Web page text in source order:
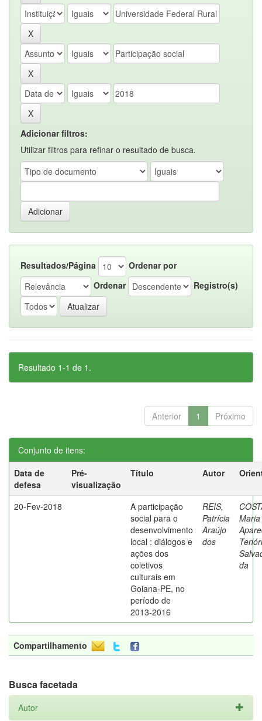
Adicionar filtros:
Utilizar filtros para refinar o resultado de busca.
Resultados/Página
Ordenar por
Ordenar
Registro(s)
Resultado 1-1 de 1.
Anterior 1 Próximo
Conjunto de itens:
Data de
defesa
Pré-
visualização
Título Autor
20-Fev-2018
A participação
social para o
desenvolvimento
local : diálogos e
ações dos
coletivos
culturais em
Goiana-PE, no
período de
2013-2016
REIS,
Patrícia
Araújo
dos
Maria
da
Compartilhamento
Busca facetada
Autor